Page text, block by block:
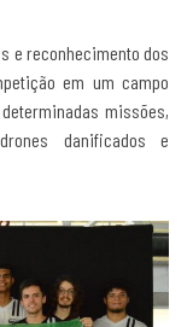
e reconhecimento dos
em um campo
missões,
danificados e